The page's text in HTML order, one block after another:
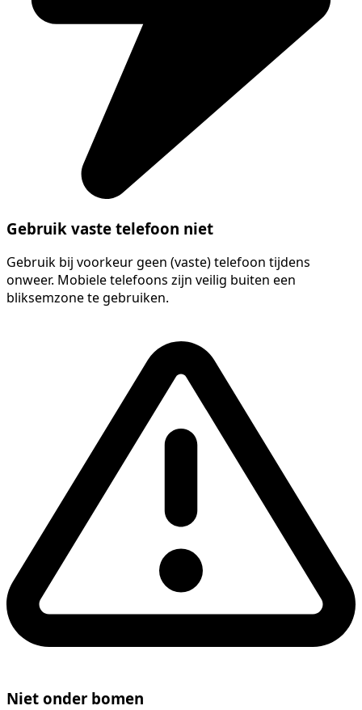
Gebruik vaste telefoon niet
Gebruik bij voorkeur geen (vaste) telefoon tijdens
onweer. Mobiele telefoons zijn veilig buiten een
bliksemzone te gebruiken.
Niet onder bomen